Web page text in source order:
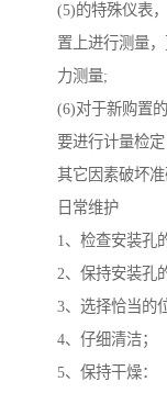
(5)的特殊仪表
置上进行测量
力测量;
(6)对于新购置
要进行计量检
其它因素破坏准
日常维护
1、检查安装孔
2、保持安装孔
3、选择恰当的
4、仔细清洁；
5、保持干燥：